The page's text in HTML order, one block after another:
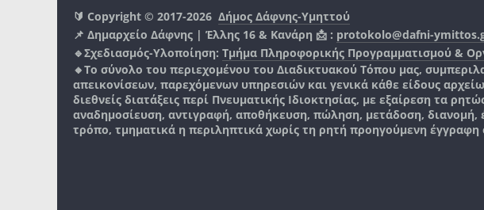
🔰 Copyright © 2017-2026 Δήμος Δάφνης-Υμηττού
📌 Δημαρχείο Δάφνης | Έλλης 16 & Κανάρη 📩 : protokolo@dafni-
🔹Σχεδιασμός-Υλοποίηση: Τμήμα Πληροφορικής Προγραμματισμού &
🔸Το σύνολο του περιεχομένου του Διαδικτυακού Τόπου μας,
απεικονίσεων, παρεχόμενων υπηρεσιών και γενικά κάθε είδους
διεθνείς διατάξεις περί Πνευματικής Ιδιοκτησίας, με εξαίρεση τα
αναδημοσίευση, αντιγραφή, αποθήκευση, πώληση, μετάδοση,
τρόπο, τμηματικά η περιληπτικά χωρίς τη ρητή προηγούμενη έγγραφη